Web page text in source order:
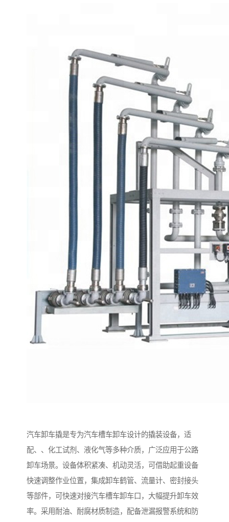
汽车卸车撬是专为汽车槽车卸车设计的撬装设备，适
配、、化工试剂、液化气等多种介质，广泛应用于公路
卸车场景。设备体积紧凑、机动灵活，可借助起重设备
快速调整作业位置，集成卸车鹤管、流量计、密封接头
等部件，可快速对接汽车槽车卸车口，大幅提升卸车效
率。采用耐油、耐腐材质制造，配备泄漏报警系统和防